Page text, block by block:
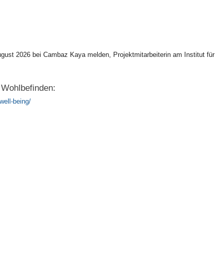
2026 bei Cambaz Kaya melden, Projektmitarbeiterin am Institut für
being/